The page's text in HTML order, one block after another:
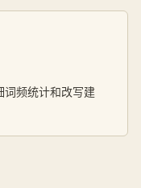
词频统计和改写建